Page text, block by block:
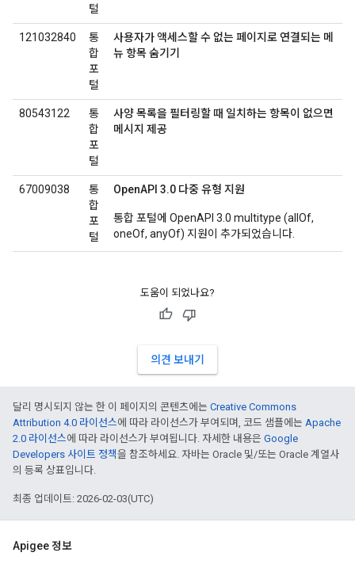
털
121032840
통
합
포
털
사용자가 액세스할 수 없는 페이지로 연결되는 메
뉴 항목 숨기기
80543122
통
합
포
털
사양 목록을 필터링할 때 일치하는 항목이 없으면
메시지 제공
67009038
통
합
포
털
OpenAPI 3.0 다중 유형 지원
통합 포털에 OpenAPI 3.0 multitype (allOf,
oneOf, anyOf) 지원이 추가되었습니다.
도움이 되었나요?
의견 보내기
달리 명시되지 않는 한 이 페이지의 콘텐츠에는 Creative Commons
Attribution 4.0 라이선스에 따라 라이선스가 부여되며, 코드 샘플에는 Apache
2.0 라이선스에 따라 라이선스가 부여됩니다. 자세한 내용은 Google
Developers 사이트 정책을 참조하세요. 자바는 Oracle 및/또는 Oracle 계열사
의 등록 상표입니다.
최종 업데이트: 2026-02-03(UTC)
Apigee 정보